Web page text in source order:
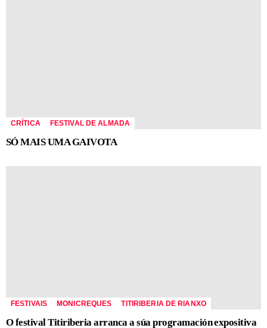
CRÍTICA FESTIVAL DE ALMADA
SÓ MAIS UMA GAIVOTA
FESTIVAIS MONICREQUES TITIRIBERIA DE RIANXO
O festival Titiriberia arranca a súa programación expositiva